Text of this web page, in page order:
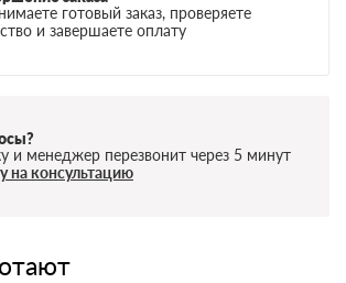
готовый заказ, проверяете
и завершаете оплату
и менеджер перезвонит через 5 минут
на консультацию